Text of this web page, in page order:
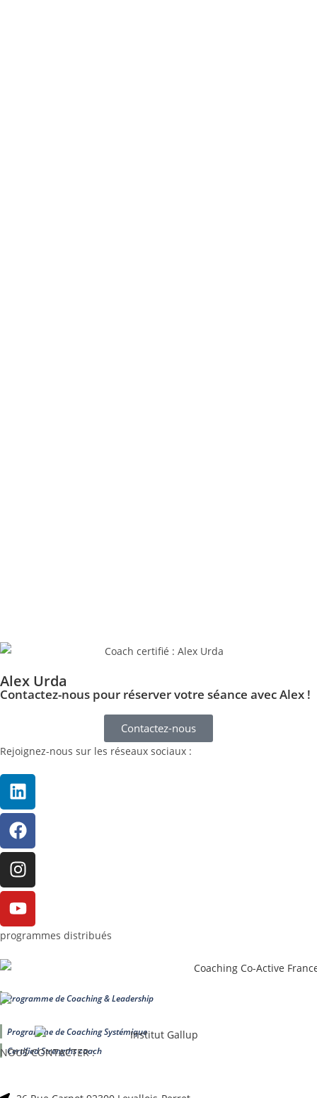
Alex Urda
Contactez-nous pour réserver votre séance avec Alex !
Contactez-nous
Rejoignez-nous sur les réseaux sociaux :
programmes distribués
Programme de Coaching & Leadership
Programme de Coaching Systémique
Certified Strengths coach
NOUS CONTACTER :